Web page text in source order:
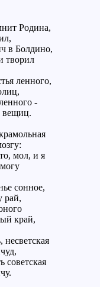
Родина,
в Болдино,
творил
ленного,
-
мол, и я
сонное,
рай,
край,
несветская
советская